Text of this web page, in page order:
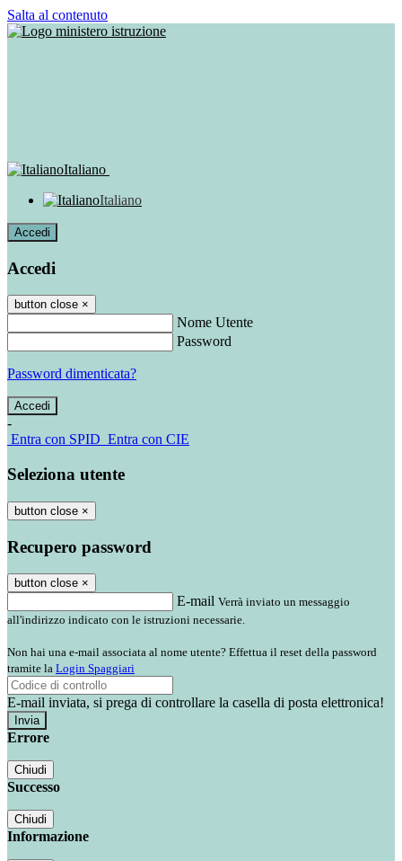
Salta al contenuto
Italiano
Italiano
Accedi
Accedi
button close ×
Nome Utente
Password
Password dimenticata?
-
Entra con SPID Entra con CIE
Seleziona utente
button close ×
Recupero password
button close ×
E-mail Verrà inviato un messaggio
all'indirizzo indicato con le istruzioni necessarie.
Non hai una e-mail associata al nome utente? Effettua il reset della password
tramite la Login Spaggiari
E-mail inviata, si prega di controllare la casella di posta elettronica!
Errore
Chiudi
Successo
Chiudi
Informazione